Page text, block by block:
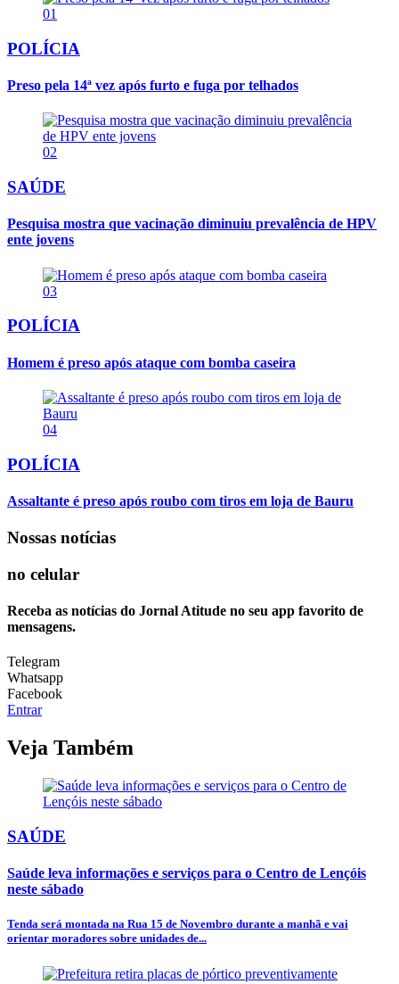
01
POLÍCIA
Preso pela 14ª vez após furto e fuga por telhados
02
SAÚDE
Pesquisa mostra que vacinação diminuiu prevalência de HPV
ente jovens
03
POLÍCIA
Homem é preso após ataque com bomba caseira
04
POLÍCIA
Assaltante é preso após roubo com tiros em loja de Bauru
Nossas notícias
no celular
Receba as notícias do Jornal Atitude no seu app favorito de
mensagens.
Telegram
Whatsapp
Facebook
Entrar
Veja Também
SAÚDE
Saúde leva informações e serviços para o Centro de Lençóis
neste sábado
Tenda será montada na Rua 15 de Novembro durante a manhã e vai
orientar moradores sobre unidades de...